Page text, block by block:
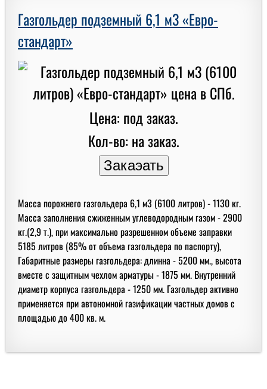
Газгольдер подземный 6,1 м3 «Евро-
стандарт»
Цена: под заказ.
Кол-во: на заказ.
Масса порожнего газгольдера 6,1 м3 (6100 литров) - 1130 кг.
Масса заполнения сжиженным углеводородным газом - 2900
кг.(2,9 т.), при максимально разрешенном объеме заправки
5185 литров (85% от объема газгольдера по паспорту),
Габаритные размеры газгольдера: длинна - 5200 мм., высота
вместе с защитным чехлом арматуры - 1875 мм. Внутренний
диаметр корпуса газгольдера - 1250 мм. Газгольдер активно
применяется при автономной газификации частных домов с
площадью до 400 кв. м.